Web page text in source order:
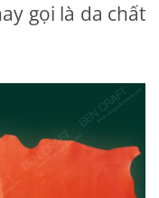
gọi là da chất